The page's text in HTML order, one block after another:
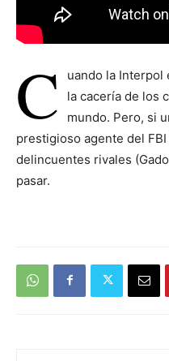
C
uando la Interpol
la cacería de los
mundo. Pero, si
prestigioso agente del
delincuentes rivales
pasar.